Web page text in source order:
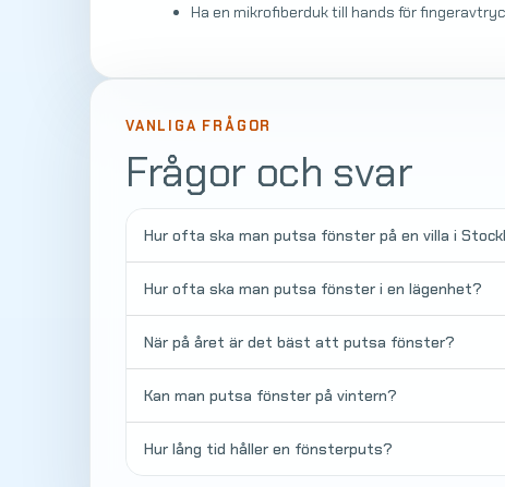
Ha en mikrofiberduk till hands för
VANLIGA FRÅGOR
Frågor och svar
Hur ofta ska man putsa fönster på en villa i
Hur ofta ska man putsa fönster i en lägenhet?
När på året är det bäst att putsa fönster?
Kan man putsa fönster på vintern?
Hur lång tid håller en fönsterputs?